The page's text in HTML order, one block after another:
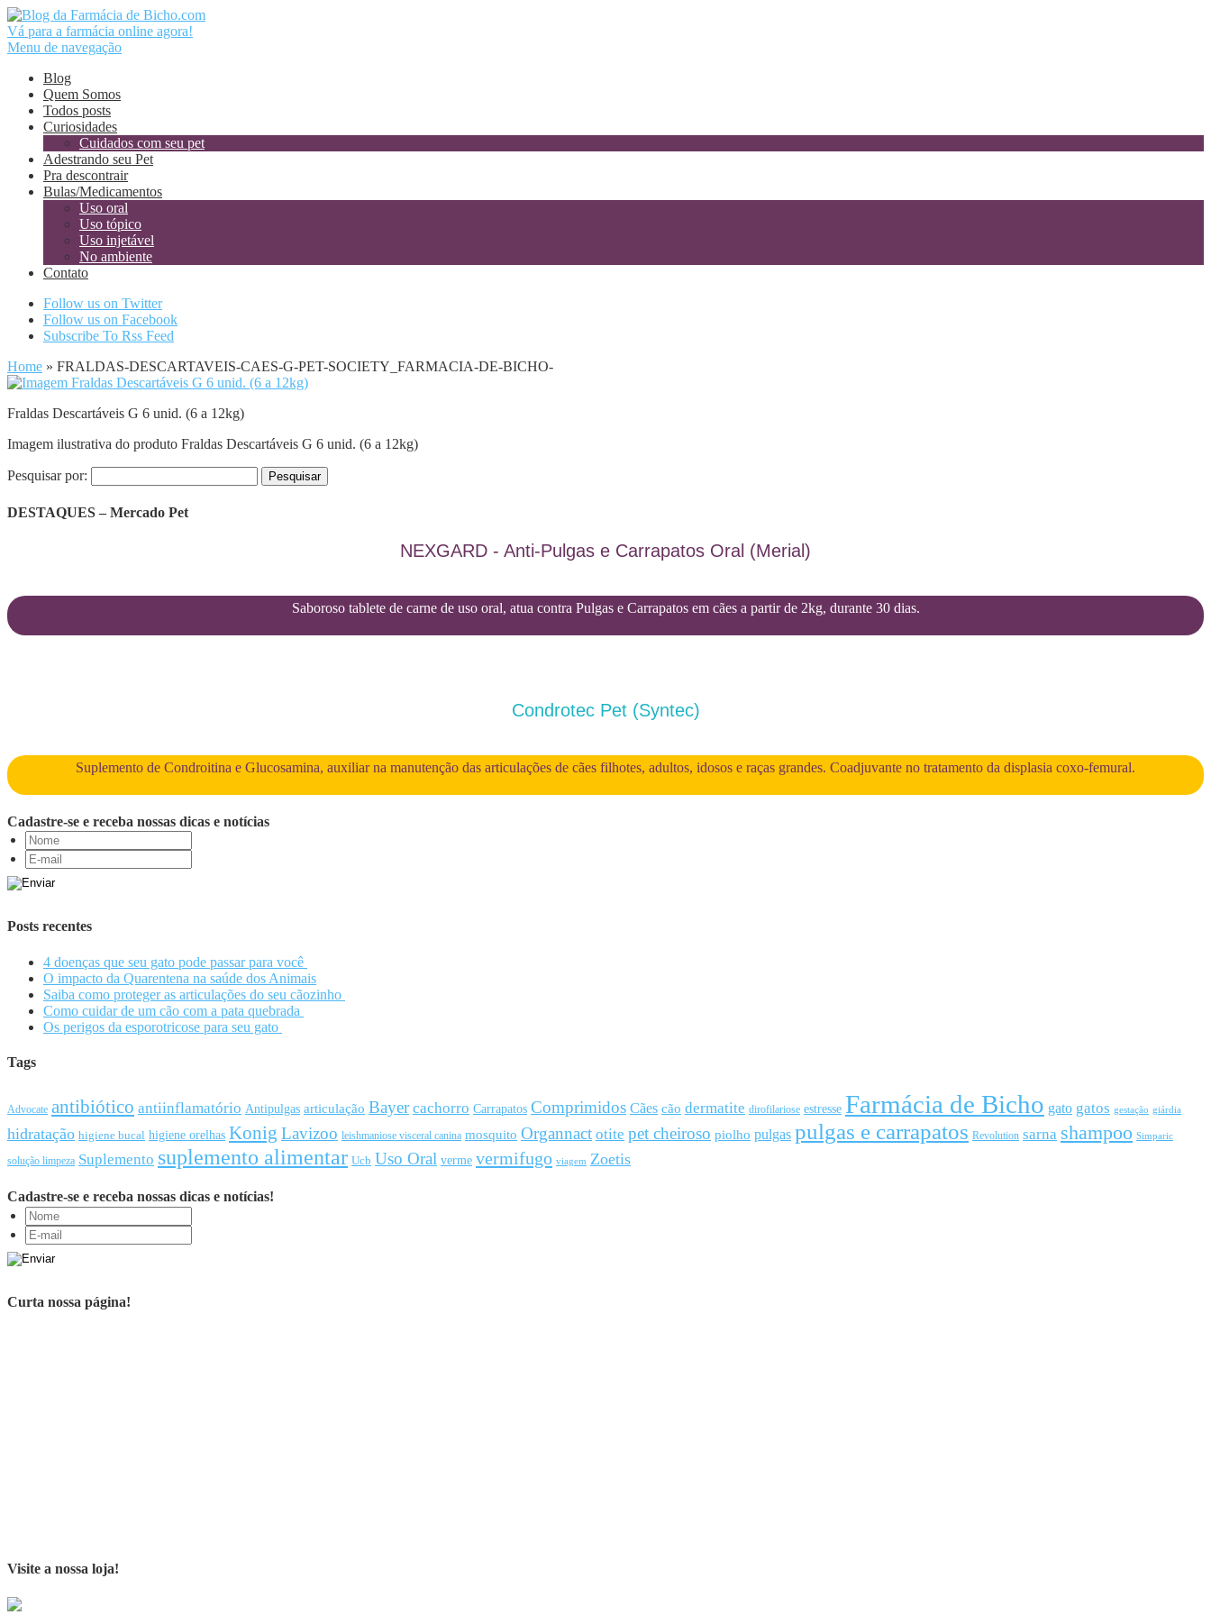
Vá para a farmácia online agora!
Menu de navegação
Blog
Quem Somos
Todos posts
Curiosidades
Cuidados com seu pet
Adestrando seu Pet
Pra descontrair
Bulas/Medicamentos
Uso oral
Uso tópico
Uso injetável
No ambiente
Contato
Follow us on Twitter
Follow us on Facebook
Subscribe To Rss Feed
Home » FRALDAS-DESCARTAVEIS-CAES-G-PET-SOCIETY_FARMACIA-DE-BICHO-
Fraldas Descartáveis G 6 unid. (6 a 12kg)
Imagem ilustrativa do produto Fraldas Descartáveis G 6 unid. (6 a 12kg)
Pesquisar por:
DESTAQUES – Mercado Pet
NEXGARD - Anti-Pulgas e Carrapatos Oral (Merial)
Saboroso tablete de carne de uso oral, atua contra Pulgas e Carrapatos em cães a partir de 2kg, durante 30 dias.
Condrotec Pet (Syntec)
Suplemento de Condroitina e Glucosamina, auxiliar na manutenção das articulações de cães filhotes, adultos, idosos e raças grandes. Coadjuvante no tratamento da displasia coxo-femural.
Cadastre-se e receba nossas dicas e notícias
Posts recentes
4 doenças que seu gato pode passar para você
O impacto da Quarentena na saúde dos Animais
Saiba como proteger as articulações do seu cãozinho
Como cuidar de um cão com a pata quebrada
Os perigos da esporotricose para seu gato
Tags
Advocate antibiótico antiinflamatório Antipulgas articulação Bayer cachorro Carrapatos Comprimidos Cães cão dermatite dirofilariose estresse Farmácia de Bicho gato gatos gestação giárdia
hidratação higiene bucal higiene orelhas Konig Lavizoo leishmaniose visceral canina mosquito Organnact otite pet cheiroso piolho pulgas pulgas e carrapatos Revolution sarna shampoo Simparic
solução limpeza Suplemento suplemento alimentar Ucb Uso Oral verme vermifugo viagem Zoetis
Cadastre-se e receba nossas dicas e notícias!
Curta nossa página!
Visite a nossa loja!